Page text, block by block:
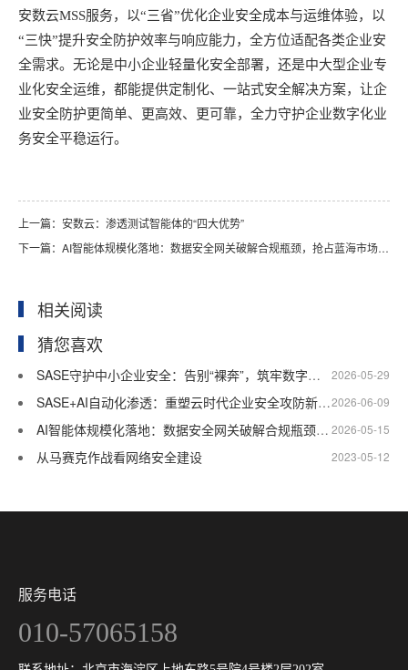
安数云MSS服务，以“三省”优化企业安全成本与运维体验，以
“三快”提升安全防护效率与响应能力，全方位适配各类企业安
全需求。无论是中小企业轻量化安全部署，还是中大型企业专
业化安全运维，都能提供定制化、一站式安全解决方案，让企
业安全防护更简单、更高效、更可靠，全力守护企业数字化业
务安全平稳运行。
上一篇： 安数云：渗透测试智能体的“四大优势”
下一篇： AI智能体规模化落地：数据安全网关破解合规瓶颈，抢占蓝海市场新机遇
相关阅读
猜您喜欢
2026-05-29
SASE守护中小企业安全：告别“裸奔”，筑牢数字安全防线
2026-06-09
SASE+AI自动化渗透：重塑云时代企业安全攻防新格局
2026-05-15
AI智能体规模化落地：数据安全网关破解合规瓶颈，抢占蓝海市场新机遇
2023-05-12
从马赛克作战看网络安全建设
服务电话
010-57065158